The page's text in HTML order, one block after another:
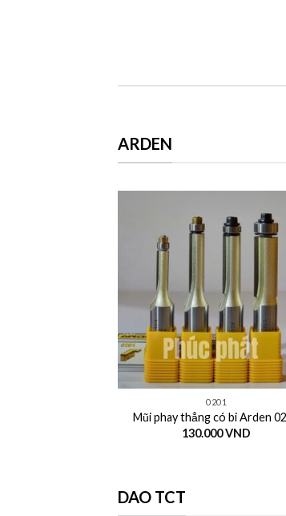
ARDEN
+
0201
Mũi phay thẳng có bi Arden
130.000VND
DAO TCT